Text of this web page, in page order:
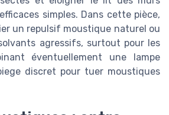
simples. Dans cette pièce,
un repulsif moustique naturel ou
agressifs, surtout pour les
éventuellement une lampe
discret pour tuer moustiques